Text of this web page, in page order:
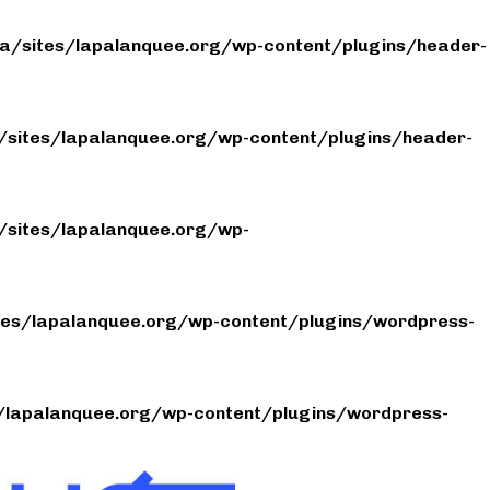
sites/lapalanquee.org/wp-content/plugins/header-
lapalanquee.org/wp-content/plugins/header-
lapalanquee.org/wp-
lapalanquee.org/wp-content/plugins/wordpress-
wp-content/plugins/wordpress-